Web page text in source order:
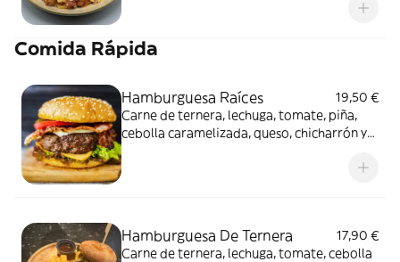
Comida Rápida
Hamburguesa Raíces
19,50 €
Carne de ternera, lechuga, tomate, piña,
cebolla caramelizada, queso, chicharrón y
Hamburguesa De Ternera
17,90 €
Carne de ternera, lechuga, tomate, cebolla